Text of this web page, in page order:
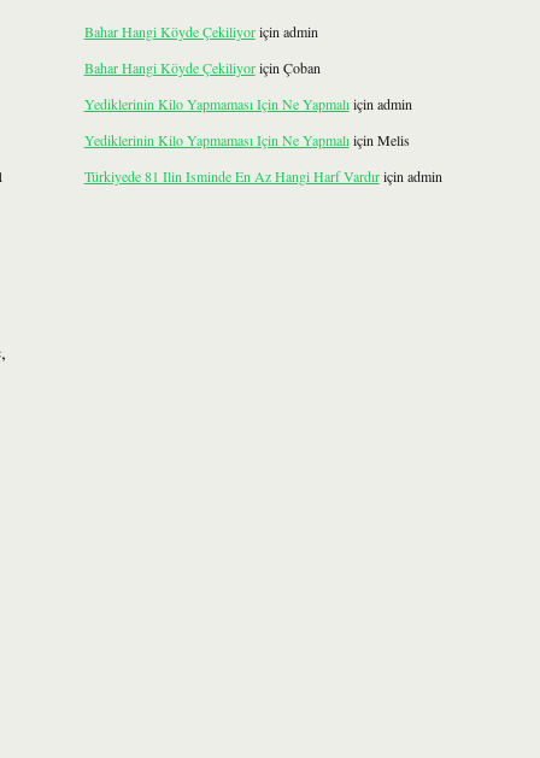
Bahar Hangi Köyde Çekiliyoriçin admin
Bahar Hangi Köyde Çekiliyoriçin Çoban
Yediklerinin Kilo Yapmaması Için Ne Yapmalıiçin admin
Yediklerinin Kilo Yapmaması Için Ne Yapmalıiçin Melis
Türkiyede 81 Ilin Isminde En Az Hangi Harf Vardıriçin admin